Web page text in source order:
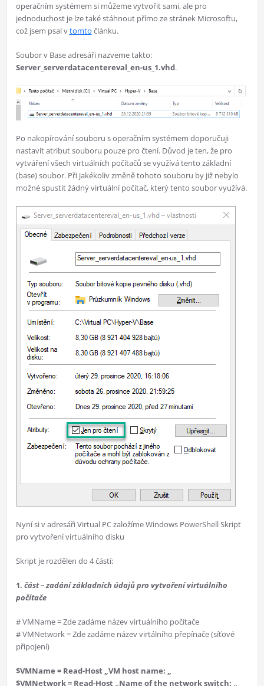
operačním systémem si můžeme vytvořit sami, ale pro
jednoduchost je lze také stáhnout přímo ze stránek Microsoftu,
což jsem psal vtomto článku.
Soubor v Base adresáři nazveme takto:
Server_serverdatacentereval_en-us_1.vhd.
Po nakopírování souboru s operačním systémem doporučuji
nastavit atribut souboru pouze pro čtení. Důvod je ten, že pro
vytváření všech virtuálních počítačů se využívá tento základní
(base) soubor. Při jakékoliv změně tohoto souboru by již nebylo
možné spustit žádný virtuální počítač, který tento soubor využívá.
Nyní si v adresáři Virtual PC založíme Windows PowerShell Skript
pro vytvoření virtuálního disku
Skript je rozdělen do 4 částí:
1. část – zadání základních údajů pro vytvoření virtuálního
počítače
# VMName = Zde zadáme název virtuálního počítače
# VMNetwork = Zde zadáme název virtálního přepínače (síťové
připojení)
$VMName = Read-Host „VM host name: „
$VMNetwork = Read-Host „Name of the network switch: „